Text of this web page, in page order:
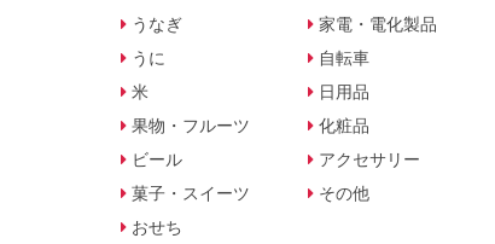
うなぎ
うに
米
果物・フルーツ
ビール
菓子・スイーツ
おせち
家電・電化製品
自転車
日用品
化粧品
アクセサリー
その他